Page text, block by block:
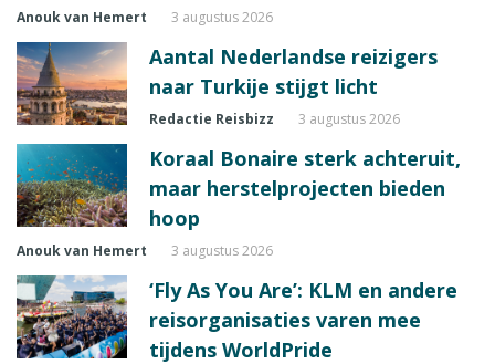
Anouk van Hemert 3 augustus 2026
Aantal Nederlandse reizigers
naar Turkije stijgt licht
Redactie Reisbizz 3 augustus 2026
Koraal Bonaire sterk achteruit,
maar herstelprojecten bieden
hoop
Anouk van Hemert 3 augustus 2026
‘Fly As You Are’: KLM en andere
reisorganisaties varen mee
tijdens WorldPride